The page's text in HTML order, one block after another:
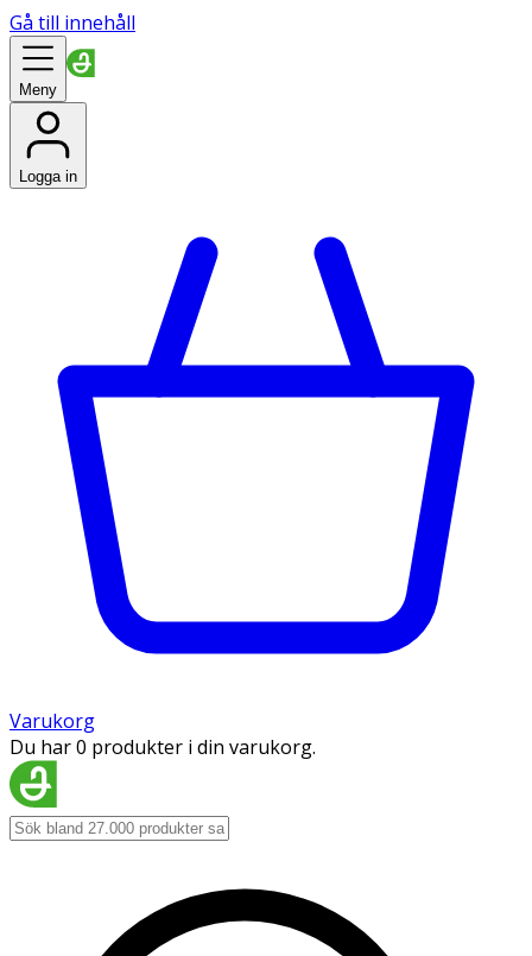
Gå till innehåll
Meny
Logga in
Varukorg
Du har 0 produkter i din varukorg.